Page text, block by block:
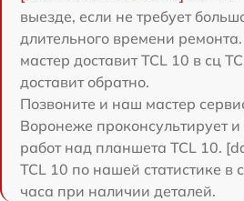
выезде, если не требует
длительного времени
мастер доставит TCL 10 в сц
доставит обратно.
Позвоните и наш мастер
Воронеже проконсультирует и
работ над планшета TCL 10.
TCL 10 по нашей статистике в
часа при наличии деталей.